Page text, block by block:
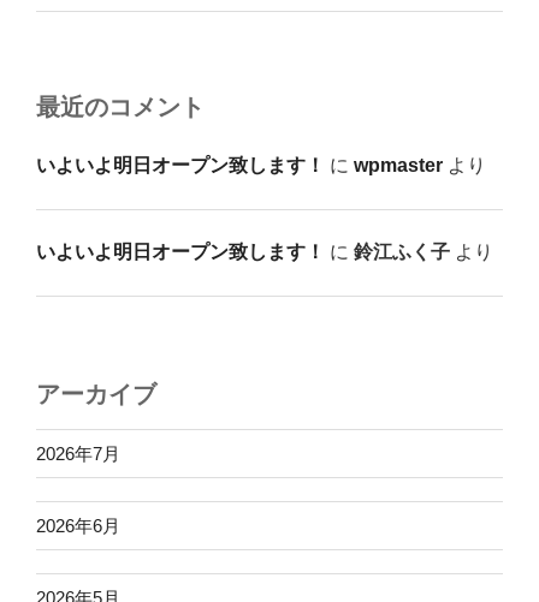
最近のコメント
いよいよ明日オープン致します！ に wpmaster より
いよいよ明日オープン致します！ に 鈴江ふく子 より
アーカイブ
2026年7月
2026年6月
2026年5月